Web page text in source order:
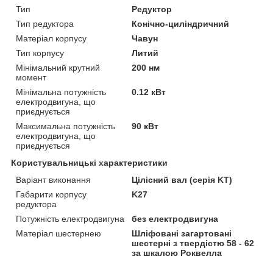
Тип
Редуктор
Тип редуктора
Конічно-циліндричний
Матеріал корпусу
Чавун
Тип корпусу
Литий
Мінімальний крутний
момент
200 нм
Мінімальна потужність
електродвигуна, що
приєднується
0.12 кВт
Максимальна потужність
електродвигуна, що
приєднується
90 кВт
Користувальницькі характеристики
Варіант виконання
Цілісний вал (серія KT)
Габарити корпусу
редуктора
K27
Потужність електродвигуна
без електродвигуна
Матеріал шестернею
Шліфовані загартовані
шестерні з твердістю 58 - 62
за шкалою Роквелла